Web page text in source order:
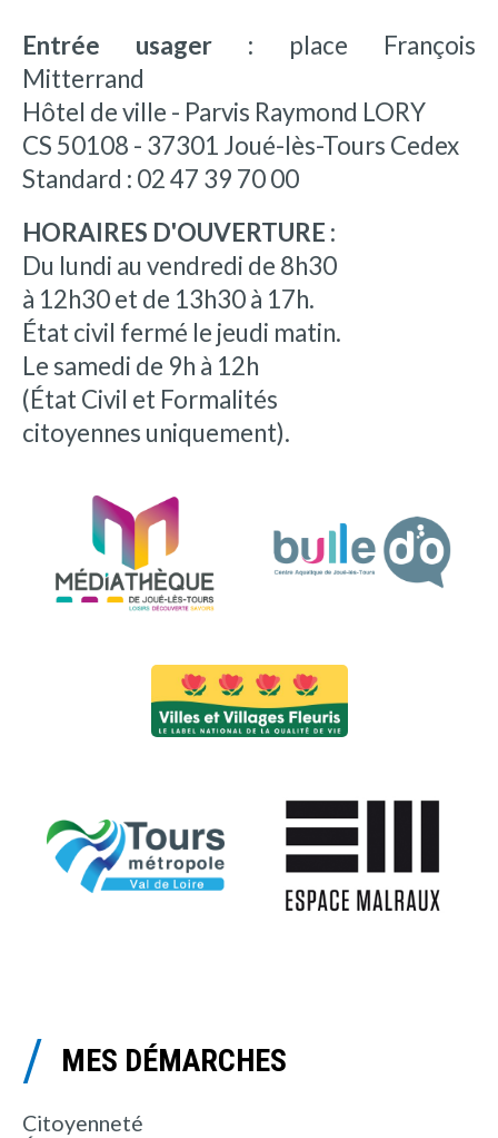
Entrée usager : place François
Mitterrand
Hôtel de ville - Parvis Raymond LORY
CS 50108 - 37301 Joué-lès-Tours Cedex
Standard : 02 47 39 70 00
HORAIRES D'OUVERTURE :
Du lundi au vendredi de 8h30
à 12h30 et de 13h30 à 17h.
État civil fermé le jeudi matin.
Le samedi de 9h à 12h
(État Civil et Formalités
citoyennes uniquement).
MES DÉMARCHES
Citoyenneté